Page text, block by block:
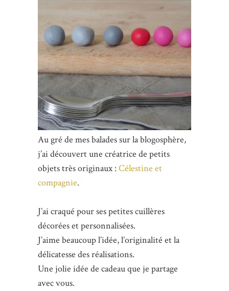
Au gré de mes balades sur la blogosphère,
j’ai découvert une créatrice de petits
objets très originaux : Célestine et
compagnie.
J’ai craqué pour ses petites cuillères
décorées et personnalisées.
J’aime beaucoup l’idée, l’originalité et la
délicatesse des réalisations.
Une jolie idée de cadeau que je partage
avec vous.